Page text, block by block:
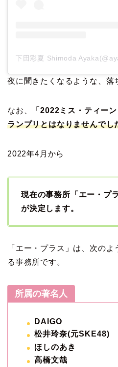
夜に聞きたくなるような、落
なお、 「2022ミス・ティーン
ランプリとはなりませんでし
2022年4月から
現在の事務所「エー・プ
が決定します。
「エー・プラス」は、次の
る事務所です。
所属の著名人
DAIGO
松井玲奈(元SKE48)
ほしのあき
高橋文哉